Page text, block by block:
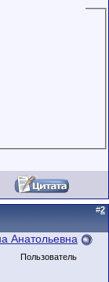
#2
Анатольевна
Пользователь